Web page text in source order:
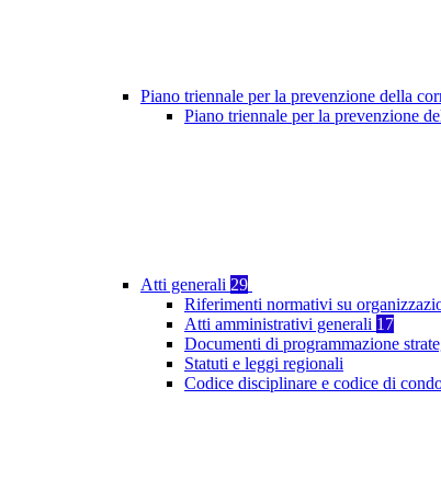
Piano triennale per la prevenzione della
Piano triennale per la prevenzione
Atti generali 29
Riferimenti normativi su
Atti amministrativi generali 17
Documenti di programmazione
Statuti e leggi regionali
Codice disciplinare e codice di